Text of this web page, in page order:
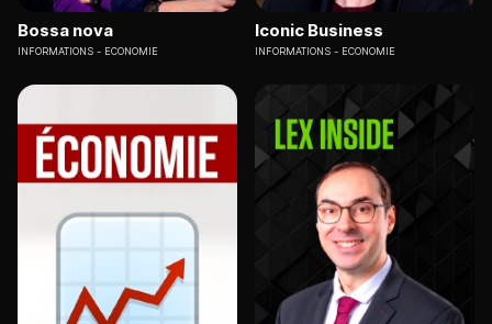
Bossa nova
INFORMATIONS ECONOMIE
Iconic Business
INFORMATIONS ECONOMIE